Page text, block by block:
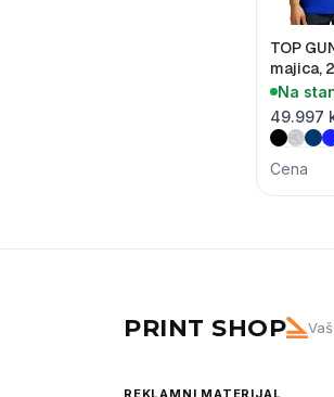
TOP
majica,
Na
49.997
Cena
PRINT SHOP
REKLAMNI MATERIJAL